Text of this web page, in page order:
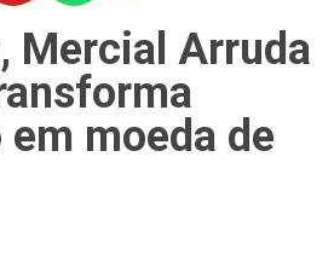
Mercial Arruda
moeda de